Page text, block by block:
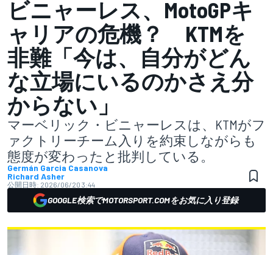
ビニャーレス、MotoGPキ
ャリアの危機？ KTMを
非難「今は、自分がどん
な立場にいるのかさえ分
からない」
マーベリック・ビニャーレスは、KTMがフ
ァクトリーチーム入りを約束しながらも
態度が変わったと批判している。
Germán Garcia Casanova
Richard Asher
公開日時: 2026/06/20 3:44
GOOGLE検索でMOTORSPORT.COMをお気に入り登録